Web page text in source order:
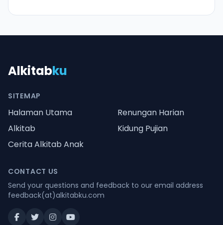
Alkitabku
SITEMAP
Halaman Utama
Renungan Harian
Alkitab
Kidung Pujian
Cerita Alkitab Anak
CONTACT US
Send your questions and feedback to our email address
feedback(at)alkitabku.com